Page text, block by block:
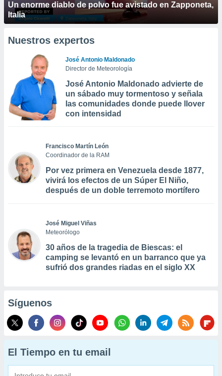
Un enorme diablo de polvo fue avistado en Zapponeta,
Italia
Nuestros expertos
José Antonio Maldonado
Director de Meteorología
José Antonio Maldonado advierte de
un sábado muy tormentoso y señala
las comunidades donde puede llover
con intensidad
Francisco Martín León
Coordinador de la RAM
Por vez primera en Venezuela desde 1877,
vivirá los efectos de un Súper El Niño,
después de un doble terremoto mortífero
José Miguel Viñas
Meteorólogo
30 años de la tragedia de Biescas: el
camping se levantó en un barranco que ya
sufrió dos grandes riadas en el siglo XX
Síguenos
El Tiempo en tu email